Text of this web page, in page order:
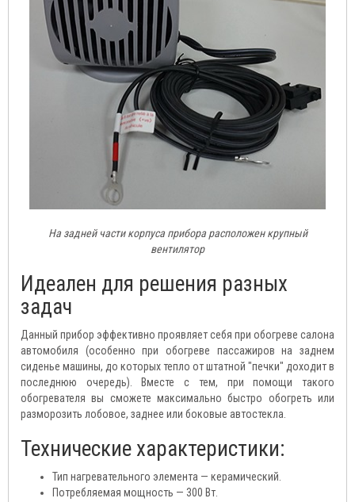
На задней части корпуса прибора расположен крупный
вентилятор
Идеален для решения разных
задач
Данный прибор эффективно проявляет себя при обогреве салона
автомобиля (особенно при обогреве пассажиров на заднем
сиденье машины, до которых тепло от штатной "печки" доходит в
последнюю очередь). Вместе с тем, при помощи такого
обогревателя вы сможете максимально быстро обогреть или
разморозить лобовое, заднее или боковые автостекла.
Технические характеристики:
Тип нагревательного элемента — керамический.
Потребляемая мощность — 300 Вт.